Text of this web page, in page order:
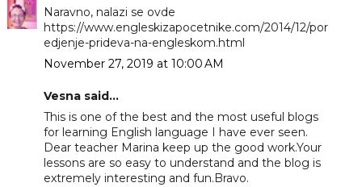
Naravno, nalazi se ovde
https://www.engleskizapocetnike.com/2014/12/por
edjenje-prideva-na-engleskom.html
November 27, 2019 at 10:00 AM
Vesna said...
This is one of the best and the most useful blogs
for learning English language I have ever seen.
Dear teacher Marina keep up the good work.Your
lessons are so easy to understand and the blog is
extremely interesting and fun.Bravo.